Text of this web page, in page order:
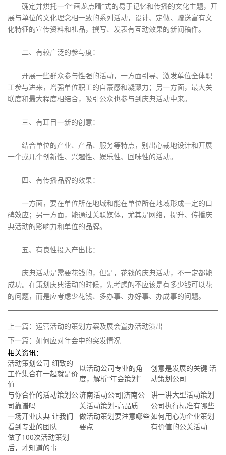
确定并烘托一个“画龙点睛”式的易于记忆和传播的文化主题，开
展与单位的文化理念相一致的系列活动，设计、定做、赠送富有文
化特征的宣传资料和礼品，撰写、发表有互动效果的新闻稿件。
二、有较广泛的参与度：
开展一些群众参与性强的活动，一方面引导、激发单位全体职
工参与进来，增强单位职工的自豪感和凝聚力；另一方面，最大关
联度和最大程度相结合，吸引公众也参与到庆典活动中来。
三、有耳目一新的创意：
结合单位的产业、产品、服务等特点，别出心裁地设计和开展
一个或几个创新性、兴趣性、娱乐性、回味性的活动。
四、有传播品牌的效果：
一方面，要在单位所在地域和能在单位所在地域形成一定的口
碑效应；另一方面，能通过关联媒体，尤其是网络，提升、传播庆
典活动的影响力和单位的品牌。
五、有良性投入产出比：
庆典活动是需要花钱的，但是，花钱的庆典活动，不一定都能
成功。在策划庆典活动的时候，先考虑的不应该是有多少钱可以花
的问题，而是应考虑少花钱、多办事、办好事、办成事的问题。
上一篇：运营活动的策划方案及展会置办活动演出
下一篇：如何应对年会中的突发情况
相关资讯：
活动策划公司 细致的
工作集合在一起就是价
值
以活动公司专业的角
度，解析“年会策划”
创意是发展的关键 活
动策划公司
与你合作的活动策划公
司靠谱吗
济南活动公司|济南公
关活动策划-高品质
讲一讲大型活动策划
公司执行标准有哪些
一场开业庆典 让我们
看到专业的团队
做活动策划要注意哪些
要点
如何用心为企业策划
有价值的公关活动
做了100次活动策划
后，才知道的事